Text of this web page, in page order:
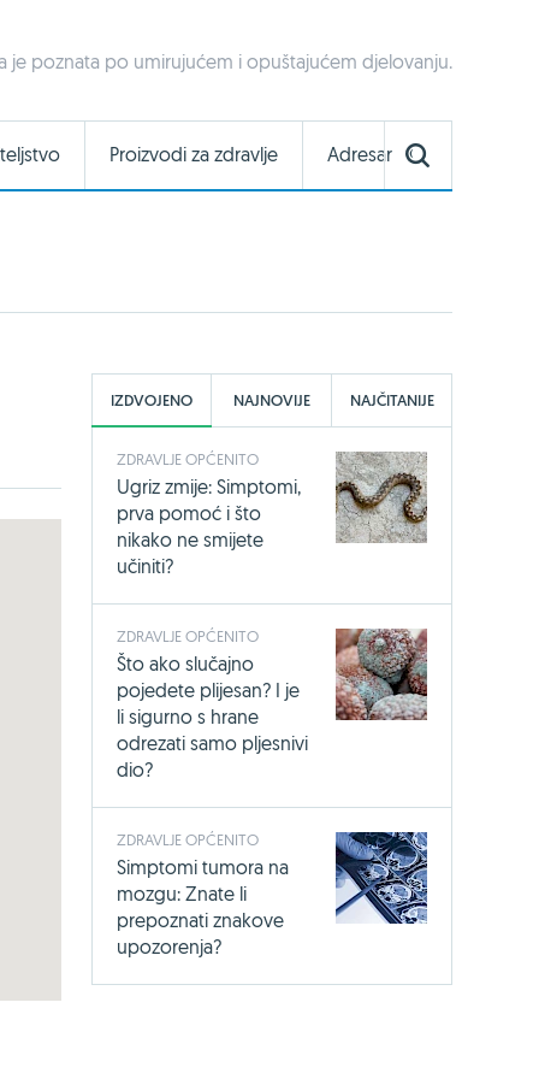
je poznata po umirujućem i opuštajućem djelovanju.
Proizvodi za zdravlje Adresar
IZDVOJENO NAJNOVIJE NAJČITANIJE
ZDRAVLJE OPĆENITO
Ugriz zmije: Simptomi,
prva pomoć i što
nikako ne smijete
učiniti?
ZDRAVLJE OPĆENITO
Što ako slučajno
pojedete plijesan? I je
li sigurno s hrane
odrezati samo pljesnivi
dio?
ZDRAVLJE OPĆENITO
Simptomi tumora na
mozgu: Znate li
prepoznati znakove
upozorenja?